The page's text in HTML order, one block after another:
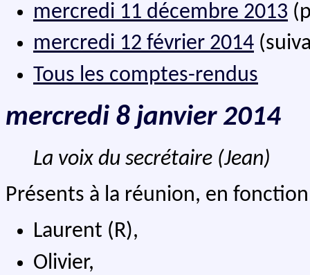
mercredi 11 décembre 2013
mercredi 12 février 2014
Tous les comptes-rendus
mercredi 8 janvier 2014
La voix du secrétaire (Jean)
Présents à la réunion, en
Laurent (R),
Olivier,